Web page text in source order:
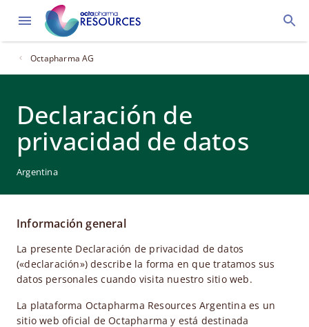
Octapharma AG
Declaración de
privacidad de datos
Argentina
Información general
La presente Declaración de privacidad de datos
(«declaración») describe la forma en que tratamos sus
datos personales cuando visita nuestro sitio web.
La plataforma Octapharma Resources Argentina es un
sitio web oficial de Octapharma y está destinada